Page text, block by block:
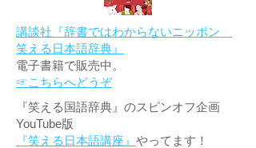
講談社『辞書ではわからないニッポン
笑える日本語辞典』
電子書籍で販売中。
☞こちらへどうぞ
『笑える国語辞典』のスピンオフ企画
YouTube版
『笑える日本語講座』 やってます！